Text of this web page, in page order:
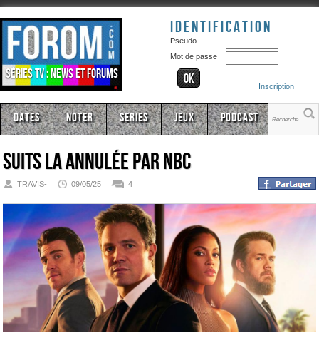
Séries TV : news et forums
Identification
Pseudo
Mot de passe
Inscription
Dates Noter Series Jeux Podcast
Suits LA annulée par NBC
TRAVIS- 09/05/25 4